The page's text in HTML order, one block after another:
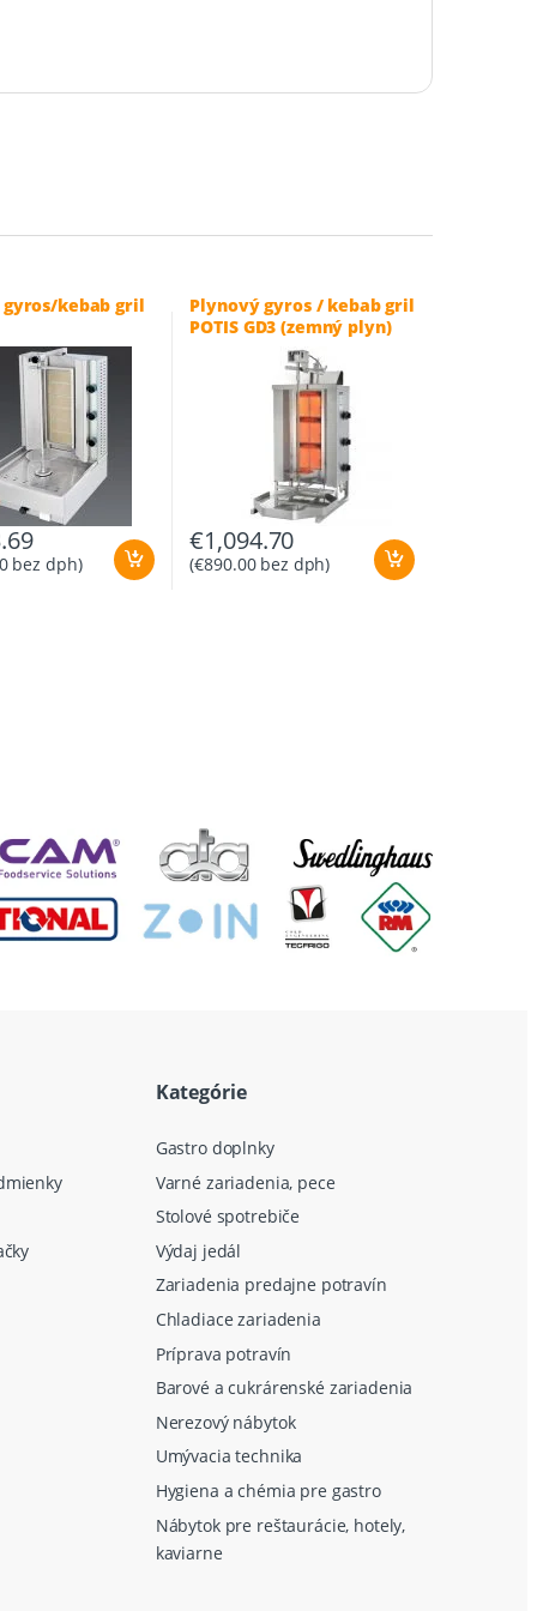
kebab gril
bez dph)
Plynový gyros / kebab gril
POTIS GD3 (zemný plyn)
€1,094.70
(€890.00bez dph)
Kategórie
Gastro doplnky
Varné zariadenia, pece
Stolové spotrebiče
Výdaj jedál
Zariadenia predajne potravín
Chladiace zariadenia
Príprava potravín
Barové a cukrárenské zariadenia
Nerezový nábytok
Umývacia technika
Hygiena a chémia pre gastro
Nábytok pre reštaurácie, hotely,
kaviarne